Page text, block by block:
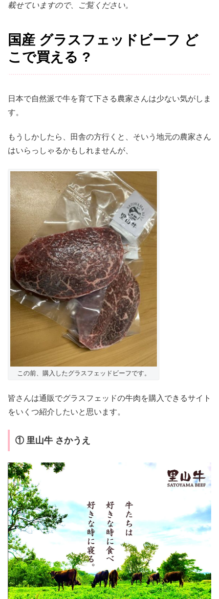
載せていますので、ご覧ください。
国産 グラスフェッドビーフ ど
こで買える ?
日本で自然派で牛を育て下さる農家さんは少ない気がしま
す。
もうしかしたら、田舎の方行くと、そいう地元の農家さん
はいらっしゃるかもしれませんが、
この前、購入したグラスフェッドビーフです。
皆さんは通販でグラスフェッドの牛肉を購入できるサイト
をいくつ紹介したいと思います。
① 里山牛 さかうえ